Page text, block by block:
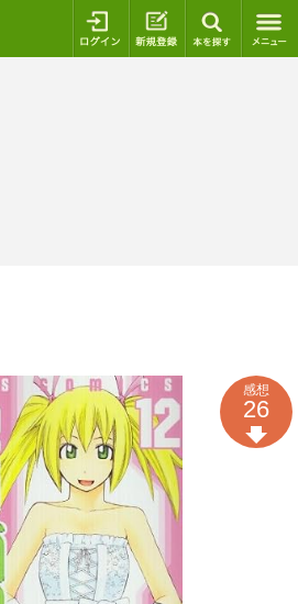
ログイン 新規登録
感想
26